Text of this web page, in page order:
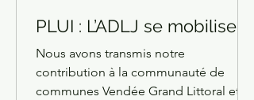
PLUI : L’ADLJ se mobilise
Nous avons transmis notre
contribution à la communauté de
communes Vendée Grand Littoral et